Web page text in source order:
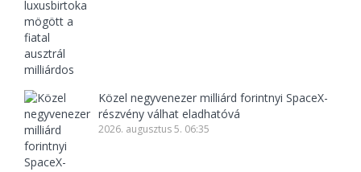
Közel negyvenezer milliárd forintnyi SpaceX-
részvény válhat eladhatóvá
2026. augusztus 5. 06:35